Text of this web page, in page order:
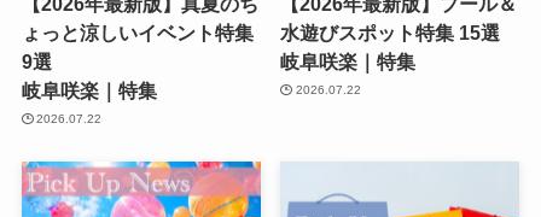
ょっと涼しいイベント特集
9選
岐阜咲楽｜特集
2026.07.22
水遊びスポット特集 15選
岐阜咲楽｜特集
2026.07.22